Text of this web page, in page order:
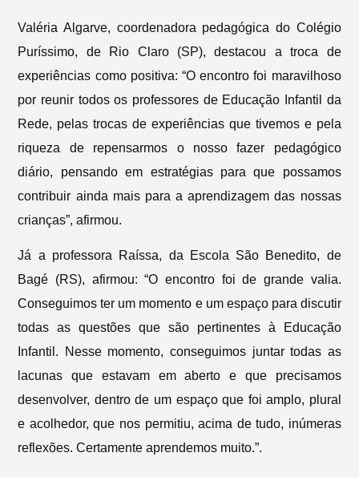
Valéria Algarve, coordenadora pedagógica do Colégio
Puríssimo, de Rio Claro (SP), destacou a troca de
experiências como positiva: “O encontro foi maravilhoso
por reunir todos os professores de Educação Infantil da
Rede, pelas trocas de experiências que tivemos e pela
riqueza de repensarmos o nosso fazer pedagógico
diário, pensando em estratégias para que possamos
contribuir ainda mais para a aprendizagem das nossas
crianças”, afirmou.
Já a professora Raíssa, da Escola São Benedito, de
Bagé (RS), afirmou: “O encontro foi de grande valia.
Conseguimos ter um momento e um espaço para discutir
todas as questões que são pertinentes à Educação
Infantil. Nesse momento, conseguimos juntar todas as
lacunas que estavam em aberto e que precisamos
desenvolver, dentro de um espaço que foi amplo, plural
e acolhedor, que nos permitiu, acima de tudo, inúmeras
reflexões. Certamente aprendemos muito.”.